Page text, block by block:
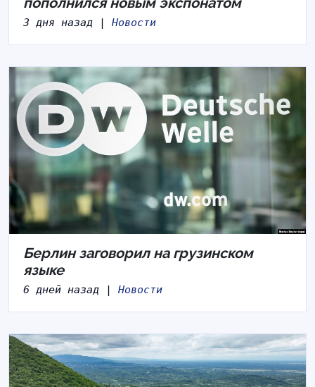
3 дня назад | Новости
Берлин заговорил на грузинском
языке
6 дней назад | Новости